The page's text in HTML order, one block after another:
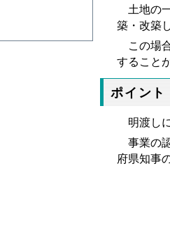
土地の
築・改築
この場
すること
ポイント
明渡し
事業の
府県知事